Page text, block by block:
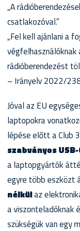
„A
csatlakozóval.”
„Fel kell ajánlani a
rádióberendezést
– Irányelv 2022/
Jóval az EU
laptopokra
lépése előtt a Club
szabványos
a laptopgyártók
egyre több eszközt
nélkülaz
a viszonteladóknak
szükségük van egy